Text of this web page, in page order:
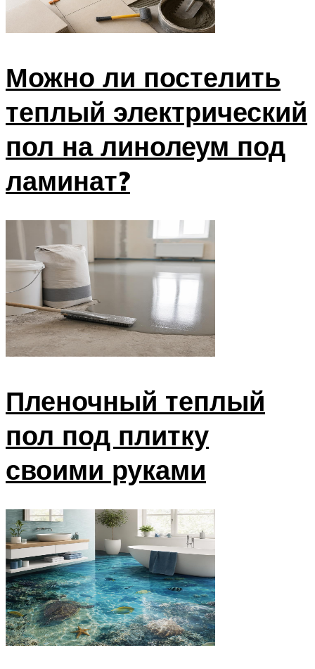
Можно ли постелить
теплый электрический
пол на линолеум под
ламинат?
Пленочный теплый
пол под плитку
своими руками